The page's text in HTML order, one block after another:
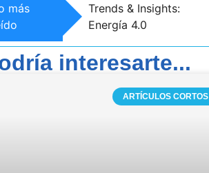
más
Trends & Insights:
Energía 4.0
interesarte...
ARTÍCULOS CORTOS